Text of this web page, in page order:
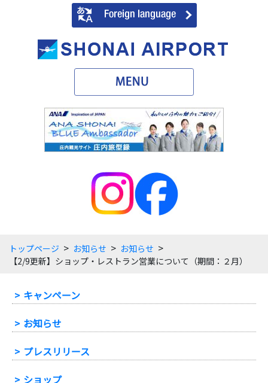
トップページ > お知らせ > お知らせ >
【2/9更新】ショップ・レストラン営業について（期間：２月）
キャンペーン
お知らせ
プレスリリース
ショップ